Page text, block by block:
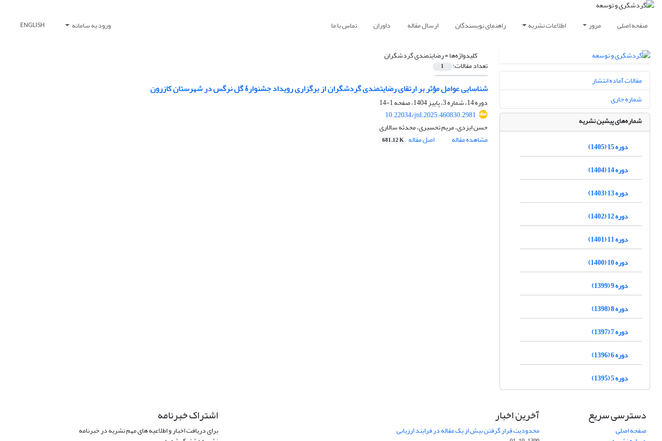
صفحه اصلی مرور اطلاعات نشریه راهنمای نویسندگان ارسال مقاله داوران تماس با ما ورود به سامانه ENGLISH
کلیدواژه‌ها =رضایتمندی گردشگران
تعداد مقالات: 1
شناسایی عوامل مؤثر بر ارتقای رضایتمندی گردشگران از برگزاری رویداد جشنوارۀ گل نرگس در شهرستان کازرون
دوره 14، شماره 3، پاییز 1404، صفحه
1-14
10.22034/jtd.2025.460830.2981
حسن ایزدی، مریم تحسیری، محدثه سالاری
مشاهده مقاله
اصل مقاله 681.12 K
مقالات آماده انتشار
شماره جاری
شماره‌های پیشین نشریه
دوره 15 (1405)
دوره 14 (1404)
دوره 13 (1403)
دوره 12 (1402)
دوره 11 (1401)
دوره 10 (1400)
دوره 9 (1399)
دوره 8 (1398)
دوره 7 (1397)
دوره 6 (1396)
دوره 5 (1395)
دسترسی سریع
صفحه اصلی
آخرین اخبار
محدودیت قرار گرفتن بیش از یک مقاله در فرایند ارزیابی
اشتراک خبرنامه
برای دریافت اخبار و اطلاعیه های مهم نشریه در خبرنامه